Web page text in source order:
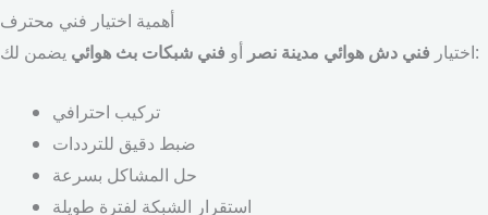
أهمية اختيار فني محترف
اختيار فني دش هوائي مدينة نصر أو فني شبكات بث هوائي يضمن لك:
تركيب احترافي
ضبط دقيق للترددات
حل المشاكل بسرعة
استقرار الشبكة لفترة طويلة